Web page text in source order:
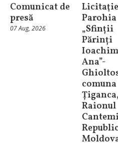
Comunicat de
presă
07 Aug, 2026
Parohia
„Sfinții
Părinți
Ana”-
comuna
Țiganca,
Raionul